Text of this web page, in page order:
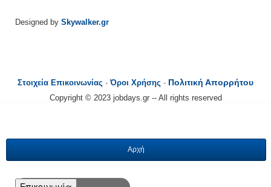
Designed by Skywalker.gr
Στοιχεία Επικοινωνίας -Όροι Χρήσης - Πολιτική Απορρήτου
Copyright © 2023 jobdays.gr -- All rights reserved
Αρχή